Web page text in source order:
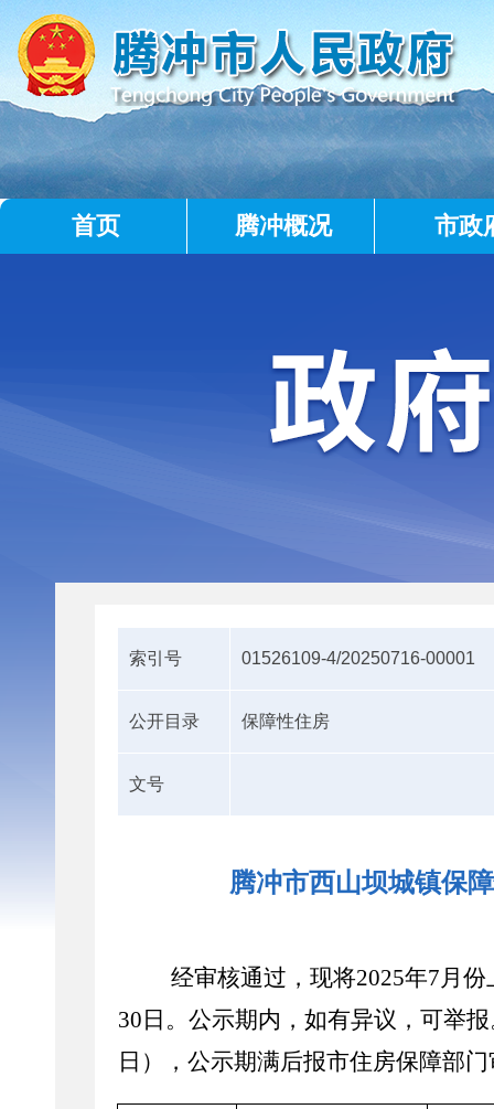
首页 腾冲概况 市政
索引号 01526109-4/20250716-00001
公开目录 保障性住房
文号
腾冲市西山坝城镇保
经审核通过，现将2025年7月
30日。公示期内，如有异议，可举
日），公示期满后报市住房保障部